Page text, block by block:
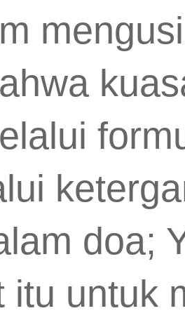
doa;
itu untuk